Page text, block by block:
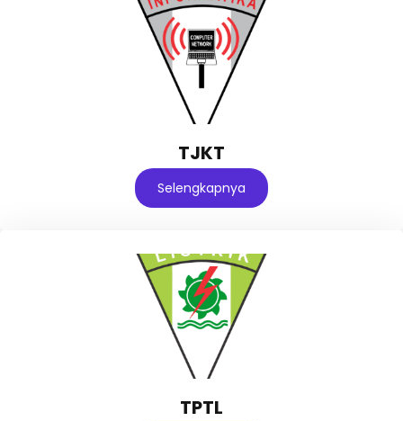
TJKT
Selengkapnya
TPTL